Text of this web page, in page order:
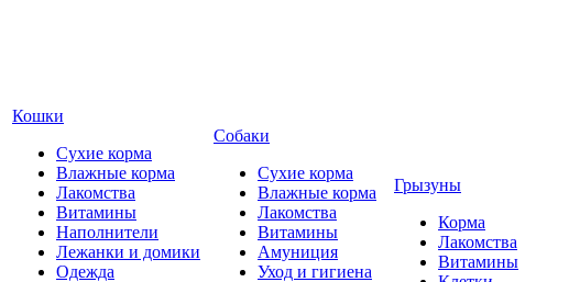
Кошки
Сухие корма
Влажные корма
Лакомства
Витамины
Наполнители
Лежанки и домики
Одежда
Собаки
Сухие корма
Влажные корма
Лакомства
Витамины
Амуниция
Уход и гигиена
Грызуны
Корма
Лакомства
Витамины